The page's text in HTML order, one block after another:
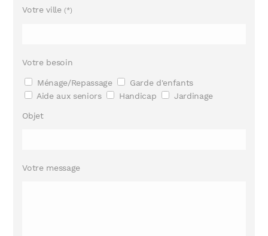
Votre ville(*)
Votre besoin
Ménage/Repassage
Garde d'enfants
Aide aux seniors
Handicap Jardinage
Objet
Votre message